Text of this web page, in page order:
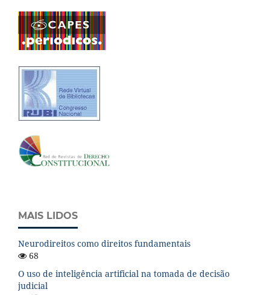
MAIS LIDOS
Neurodireitos como direitos fundamentais
68
O uso de inteligência artificial na tomada de decisão
judicial